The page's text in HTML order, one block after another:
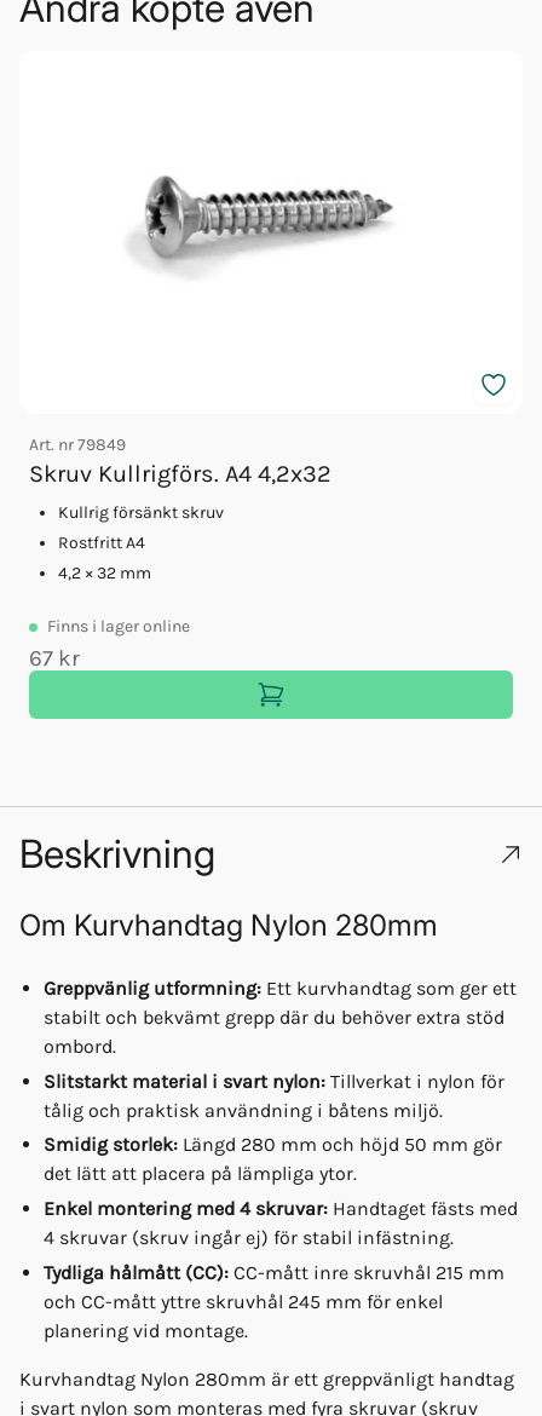
Art. nr79849
Skruv Kullrigförs. A4 4,2x32
Kullrig försänkt skruv
Rostfritt A4
4,2 × 32 mm
Finns i lager online
67 kr
Beskrivning
Om Kurvhandtag Nylon 280mm
Greppvänlig utformning: Ett kurvhandtag som ger ett
stabilt och bekvämt grepp där du behöver extra stöd
ombord.
Slitstarkt material i svart nylon: Tillverkat i nylon för
tålig och praktisk användning i båtens miljö.
Smidig storlek: Längd 280 mm och höjd 50 mm gör
det lätt att placera på lämpliga ytor.
Enkel montering med 4 skruvar: Handtaget fästs med
4 skruvar (skruv ingår ej) för stabil infästning.
Tydliga hålmått (CC): CC-mått inre skruvhål 215 mm
och CC-mått yttre skruvhål 245 mm för enkel
planering vid montage.
Kurvhandtag Nylon 280mm är ett greppvänligt handtag
i svart nylon som monteras med fyra skruvar (skruv